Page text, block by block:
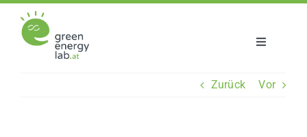
Inhalt
springen
Toggle
Zurück Vor